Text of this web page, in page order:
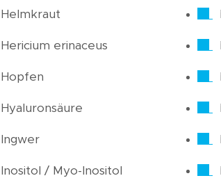
Helmkraut
Hericium erinaceus
Hopfen
Hyaluronsäure
Ingwer
Inositol / Myo-Inositol